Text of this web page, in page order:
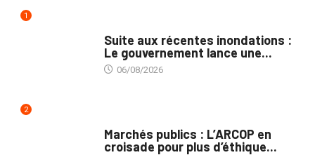
1
Suite aux récentes inondations :
Le gouvernement lance une...
06/08/2026
2
Marchés publics : L’ARCOP en
croisade pour plus d’éthique...